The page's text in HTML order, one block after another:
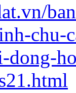
chu-
dong-